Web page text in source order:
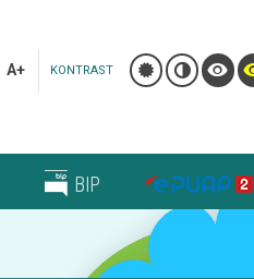
A+ KONTRAST
BIP